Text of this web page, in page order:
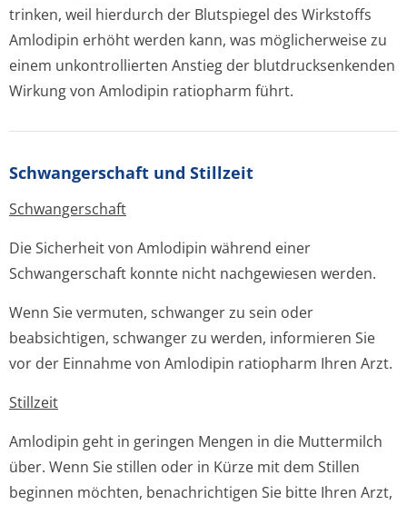
trinken, weil hierdurch der Blutspiegel des Wirkstoffs
Amlodipin erhöht werden kann, was möglicherweise zu
einem unkontrollierten Anstieg der blutdrucksenkenden
Wirkung von Amlodipin ratiopharm führt.
Schwangerschaft und Stillzeit
Schwangerschaft
Die Sicherheit von Amlodipin während einer
Schwangerschaft konnte nicht nachgewiesen werden.
Wenn Sie vermuten, schwanger zu sein oder
beabsichtigen, schwanger zu werden, informieren Sie
vor der Einnahme von Amlodipin ratiopharm Ihren Arzt.
Stillzeit
Amlodipin geht in geringen Mengen in die Muttermilch
über. Wenn Sie stillen oder in Kürze mit dem Stillen
beginnen möchten, benachrichtigen Sie bitte Ihren Arzt,